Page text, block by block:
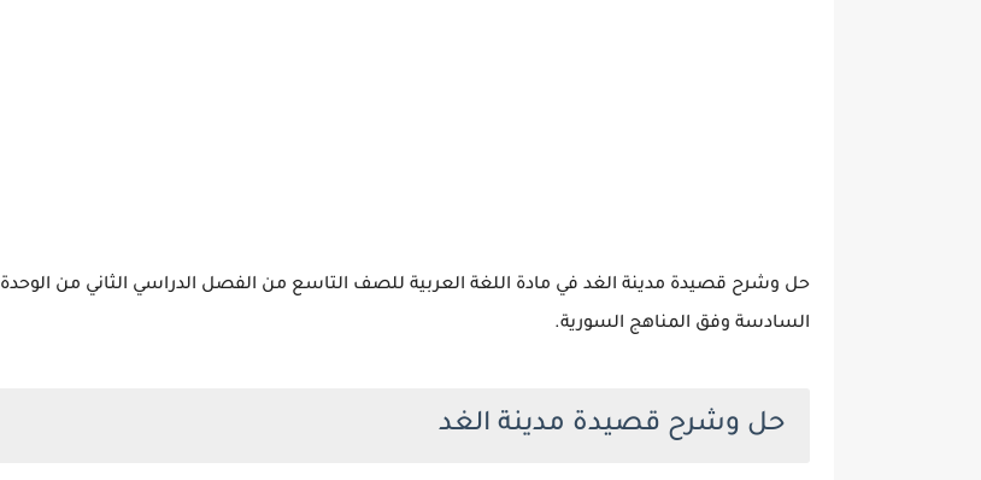
حل وشرح قصيدة مدينة الغد في مادة اللغة العربية للصف التاسع من الفصل الدراسي الثاني من الوحدة
السادسة وفق المناهج السورية.
حل وشرح قصيدة مدينة الغد